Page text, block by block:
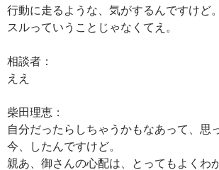
行動に走るような、気がするんですけど
スルっていうことじゃなくてえ。
相談者：
ええ
柴田理恵：
自分だったらしちゃうかもなあって、思
今、したんですけど。
親あ、御さんの心配は、とってもよくわ